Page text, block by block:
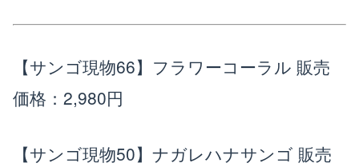
【サンゴ現物66】フラワーコーラル 販売
価格：2,980円
【サンゴ現物50】ナガレハナサンゴ 販売